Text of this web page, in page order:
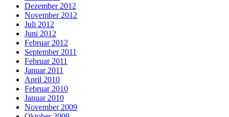
Dezember 2012
November 2012
Juli 2012
Juni 2012
Februar 2012
September 2011
Februar 2011
Januar 2011
April 2010
Februar 2010
Januar 2010
November 2009